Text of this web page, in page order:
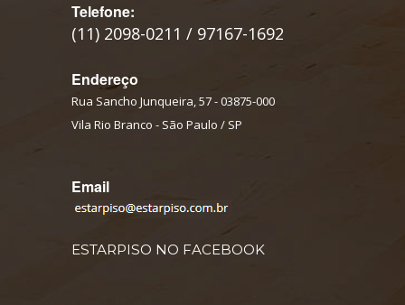
Telefone:
(11) 2098-0211 / 97167-1692
Endereço
Rua Sancho Junqueira, 57 - 03875-000
Vila Rio Branco - São Paulo / SP
Email
ESTARPISO NO FACEBOOK